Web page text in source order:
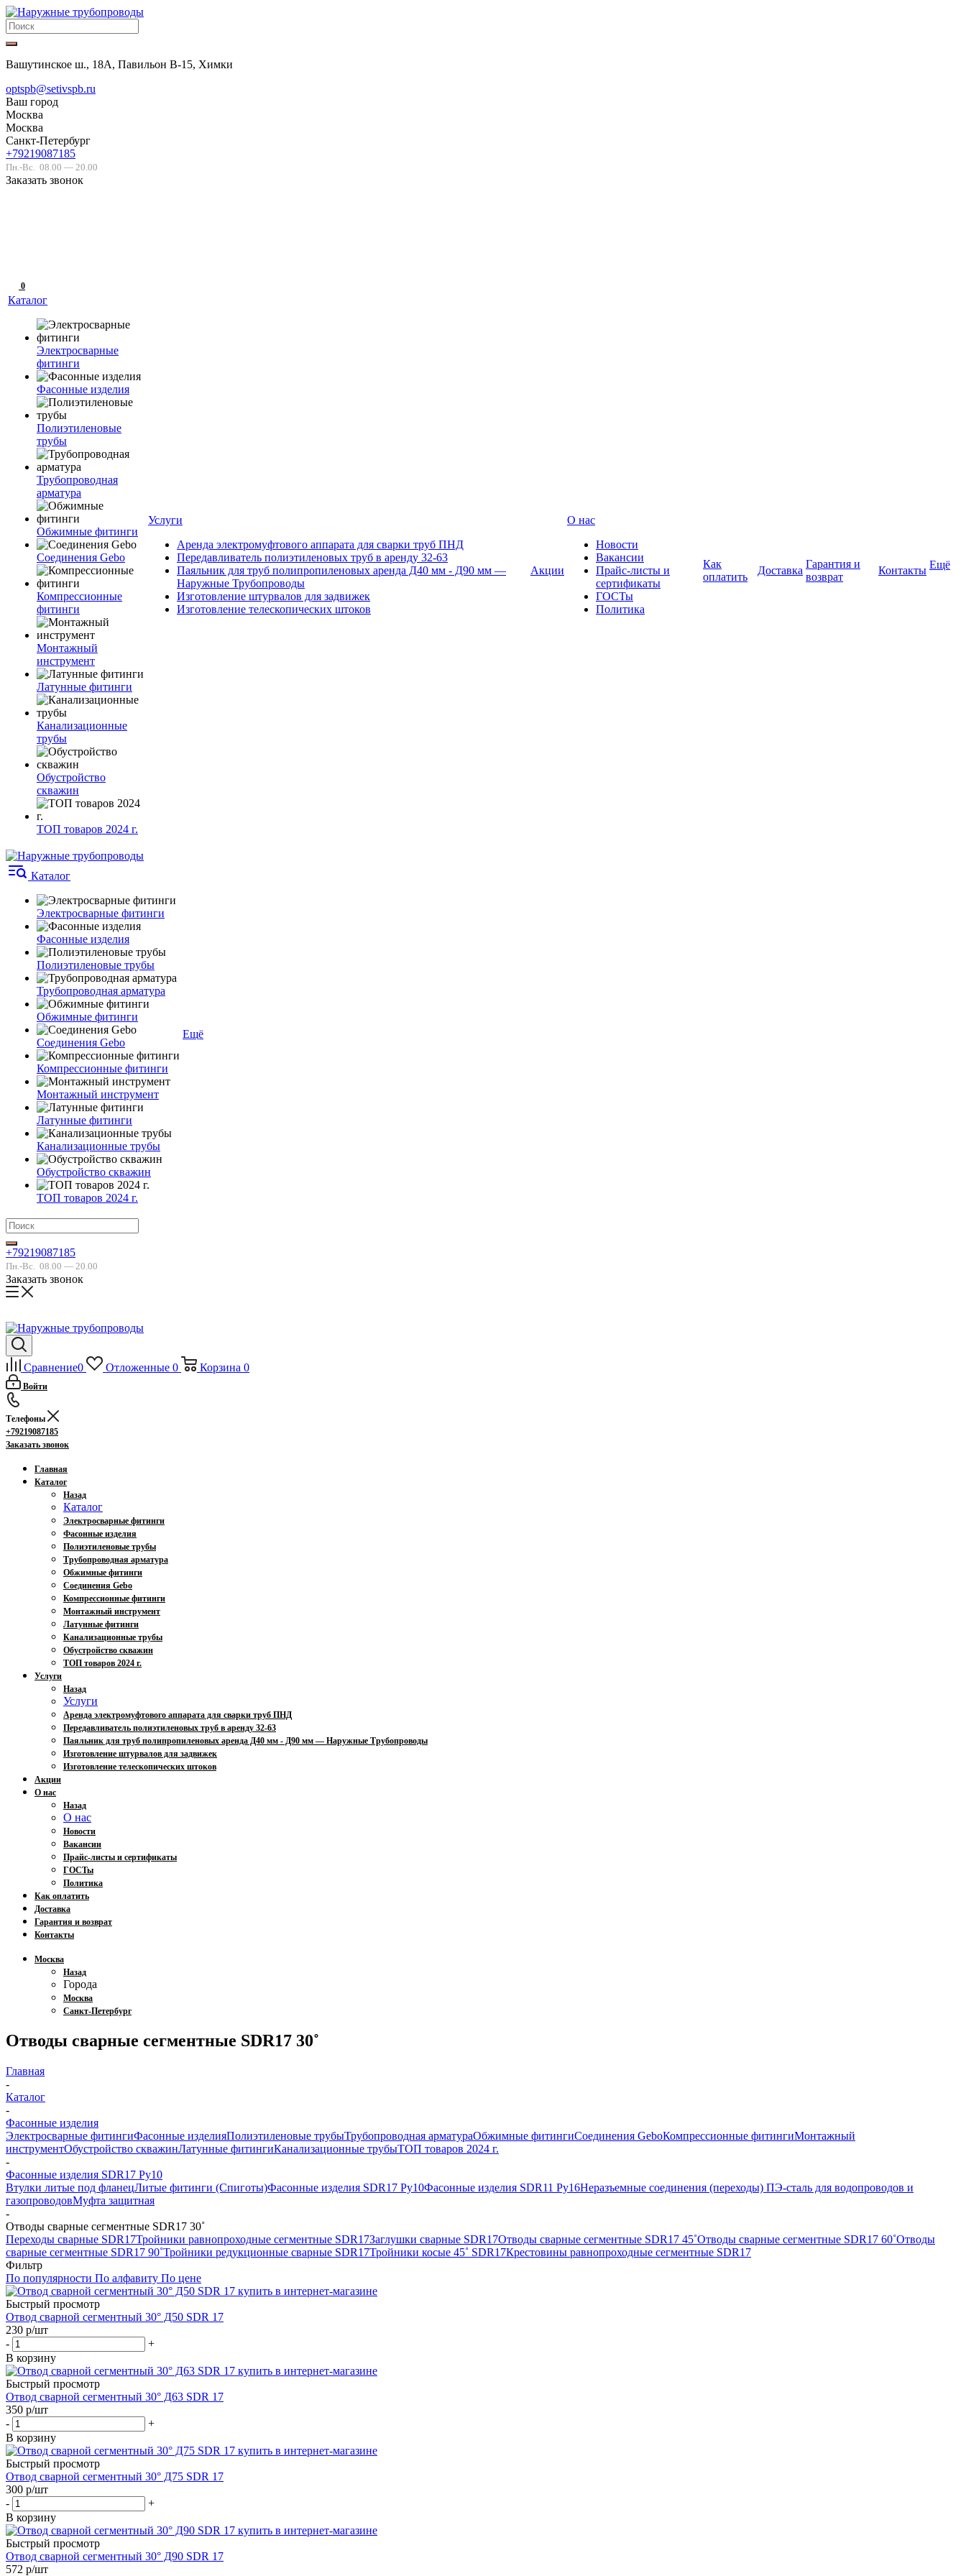
Вашутинское ш., 18А, Павильон В-15, Химки
optspb@setivspb.ru
Ваш город
Москва
Москва
Санкт-Петербург
+79219087185
Пн.-Вс. 08.00 — 20.00
Заказать звонок
0
Каталог
Электросварные
фитинги
Фасонные изделия
Полиэтиленовые
трубы
Трубопроводная
арматура
Обжимные фитинги
Соединения Gebo
Компрессионные
фитинги
Монтажный
инструмент
Латунные фитинги
Канализационные
трубы
Обустройство
скважин
ТОП товаров 2024 г.
Услуги
Аренда электромуфтового аппарата для сварки труб ПНД
Передавливатель полиэтиленовых труб в аренду 32-63
Паяльник для труб полипропиленовых аренда Д40 мм - Д90 мм —
Наружные Трубопроводы
Изготовление штурвалов для задвижек
Изготовление телескопических штоков
Акции
О нас
Новости
Вакансии
Прайс-листы и
сертификаты
ГОСТы
Политика
Как
оплатить
Доставка
Гарантия и
возврат
Контакты Ещё
Каталог
Электросварные фитинги
Фасонные изделия
Полиэтиленовые трубы
Трубопроводная арматура
Обжимные фитинги
Соединения Gebo
Компрессионные фитинги
Монтажный инструмент
Латунные фитинги
Канализационные трубы
Обустройство скважин
ТОП товаров 2024 г.
Ещё
+79219087185
Пн.-Вс. 08.00 — 20.00
Заказать звонок
Сравнение0 Отложенные 0 Корзина 0
Войти
Телефоны
+79219087185
Заказать звонок
Главная
Каталог
Назад
Каталог
Электросварные фитинги
Фасонные изделия
Полиэтиленовые трубы
Трубопроводная арматура
Обжимные фитинги
Соединения Gebo
Компрессионные фитинги
Монтажный инструмент
Латунные фитинги
Канализационные трубы
Обустройство скважин
ТОП товаров 2024 г.
Услуги
Назад
Услуги
Аренда электромуфтового аппарата для сварки труб ПНД
Передавливатель полиэтиленовых труб в аренду 32-63
Паяльник для труб полипропиленовых аренда Д40 мм - Д90 мм — Наружные Трубопроводы
Изготовление штурвалов для задвижек
Изготовление телескопических штоков
Акции
О нас
Назад
О нас
Новости
Вакансии
Прайс-листы и сертификаты
ГОСТы
Политика
Как оплатить
Доставка
Гарантия и возврат
Контакты
Москва
Назад
Города
Москва
Санкт-Петербург
Отводы сварные сегментные SDR17 30˚
Главная
-
Каталог
-
Фасонные изделия
Электросварные фитингиФасонные изделияПолиэтиленовые трубыТрубопроводная арматураОбжимные фитингиСоединения GeboКомпрессионные фитингиМонтажный
инструментОбустройство скважинЛатунные фитингиКанализационные трубыТОП товаров 2024 г.
-
Фасонные изделия SDR17 Ру10
Втулки литые под фланецЛитые фитинги (Спиготы)Фасонные изделия SDR17 Ру10Фасонные изделия SDR11 Ру16Неразъемные соединения (переходы) ПЭ-сталь для водопроводов и
газопроводовМуфта защитная
-
Отводы сварные сегментные SDR17 30˚
Переходы сварные SDR17Тройники равнопроходные сегментные SDR17Заглушки сварные SDR17Отводы сварные сегментные SDR17 45˚Отводы сварные сегментные SDR17 60˚Отводы
сварные сегментные SDR17 90˚Тройники редукционные сварные SDR17Тройники косые 45˚ SDR17Крестовины равнопроходные сегментные SDR17
Фильтр
По популярности По алфавиту По цене
Быстрый просмотр
Отвод сварной сегментный 30° Д50 SDR 17
230 р/шт
-
+
В корзину
Быстрый просмотр
Отвод сварной сегментный 30° Д63 SDR 17
350 р/шт
-
+
В корзину
Быстрый просмотр
Отвод сварной сегментный 30° Д75 SDR 17
300 р/шт
-
+
В корзину
Быстрый просмотр
Отвод сварной сегментный 30° Д90 SDR 17
572 р/шт